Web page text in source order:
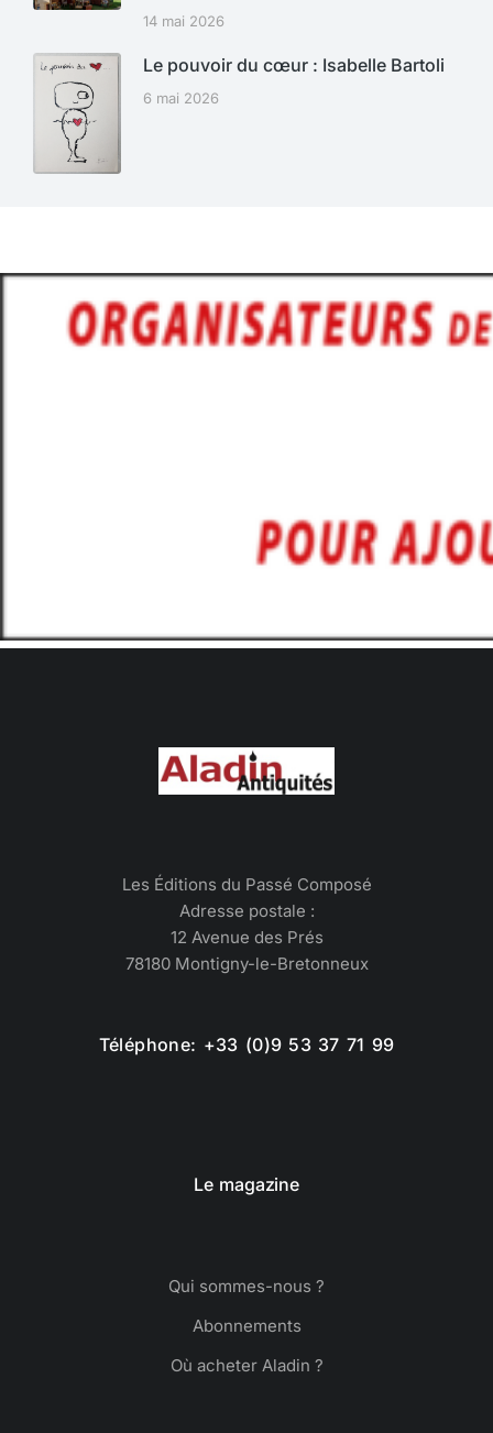
14 mai 2026
Le pouvoir du cœur : Isabelle Bartoli
6 mai 2026
Les Éditions du Passé Composé
Adresse postale :
12 Avenue des Prés
78180 Montigny-le-Bretonneux
Téléphone: +33 (0)9 53 37 71 99
Le magazine
Qui sommes-nous ?
Abonnements
Où acheter Aladin ?